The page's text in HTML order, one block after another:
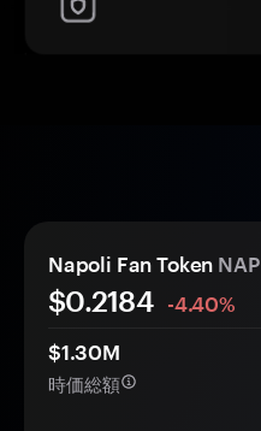
Napoli Fan Token NAP
$0.2184
-4.40%
$1.30M
時価総額